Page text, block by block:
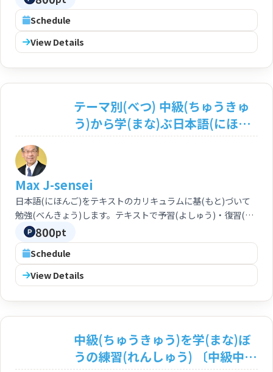
(じょうきゅう)に向けてスムーズに学(まな)べます。 You can
study Japanese based on the curriculum of the text for
your goal. Preparation and review based on the text by
yourself are feasible. You can progress your study the
advanced course smoothly.
Schedule
View Details
テーマ別(べつ) 中級(ちゅうきゅ
う)から学(まな)ぶ日本語(にほん
ご)の練習(れんしゅう) 〔中級/上
<Intermediate/Advanced:
N2/N1>
日本語(にほんご)をテキストのカリキュラムに基(もと)づいて
勉強(べんきょう)します。テキストで予習(よしゅう)・復習(ふ
くしゅう)もできます。中級(ちゅうきゅう)から上級(じょうき
ゅう)まで、スムーズに学(まな)べます。 You can study
Japanese based on the curriculum of this good text.
Preparation and review based on the text by yourself are
feasible. You can progress your study from intermediate
course through advanced course smoothly.
Max J-sensei
800pt
Schedule
View Details
中級(ちゅうきゅう)を学(まな)ぼ
うの練習(れんしゅう) 〔中級中